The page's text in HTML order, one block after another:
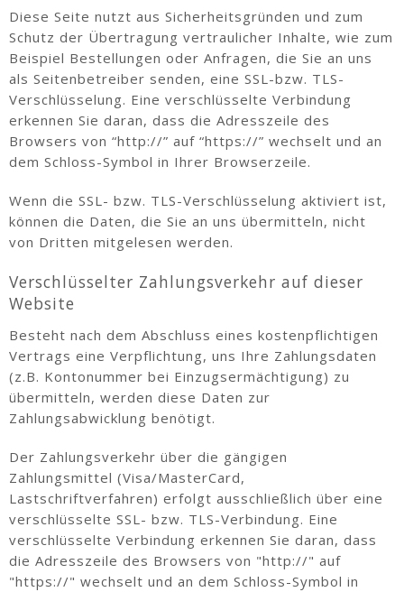
Diese Seite nutzt aus Sicherheitsgründen und zum
Schutz der Übertragung vertraulicher Inhalte, wie zum
Beispiel Bestellungen oder Anfragen, die Sie an uns
als Seitenbetreiber senden, eine SSL-bzw. TLS-
Verschlüsselung. Eine verschlüsselte Verbindung
erkennen Sie daran, dass die Adresszeile des
Browsers von “http://” auf “https://” wechselt und an
dem Schloss-Symbol in Ihrer Browserzeile.
Wenn die SSL- bzw. TLS-Verschlüsselung aktiviert ist,
können die Daten, die Sie an uns übermitteln, nicht
von Dritten mitgelesen werden.
Verschlüsselter Zahlungsverkehr auf dieser
Website
Besteht nach dem Abschluss eines kostenpflichtigen
Vertrags eine Verpflichtung, uns Ihre Zahlungsdaten
(z.B. Kontonummer bei Einzugsermächtigung) zu
übermitteln, werden diese Daten zur
Zahlungsabwicklung benötigt.
Der Zahlungsverkehr über die gängigen
Zahlungsmittel (Visa/MasterCard,
Lastschriftverfahren) erfolgt ausschließlich über eine
verschlüsselte SSL- bzw. TLS-Verbindung. Eine
verschlüsselte Verbindung erkennen Sie daran, dass
die Adresszeile des Browsers von "http://" auf
"https://" wechselt und an dem Schloss-Symbol in